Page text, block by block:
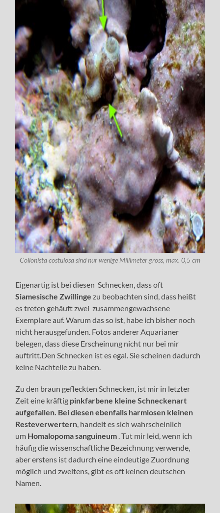
Collonista costulosa sind nur wenige Millimeter gross, max. 0,5 cm
Eigenartig ist bei diesen Schnecken, dass oft
Siamesische Zwillinge zu beobachten sind, dass heißt
es treten gehäuft zwei zusammengewachsene
Exemplare auf. Warum das so ist, habe ich bisher noch
nicht herausgefunden. Fotos anderer Aquarianer
belegen, dass diese Erscheinung nicht nur bei mir
auftritt.Den Schnecken ist es egal. Sie scheinen dadurch
keine Nachteile zu haben.
Zu den braun gefleckten Schnecken, ist mir in letzter
Zeit eine kräftig pinkfarbene kleine Schneckenart
aufgefallen. Bei diesen ebenfalls harmlosen kleinen
Resteverwertern, handelt es sich wahrscheinlich
um Homalopoma sanguineum . Tut mir leid, wenn ich
häufig die wissenschaftliche Bezeichnung verwende,
aber erstens ist dadurch eine eindeutige Zuordnung
möglich und zweitens, gibt es oft keinen deutschen
Namen.